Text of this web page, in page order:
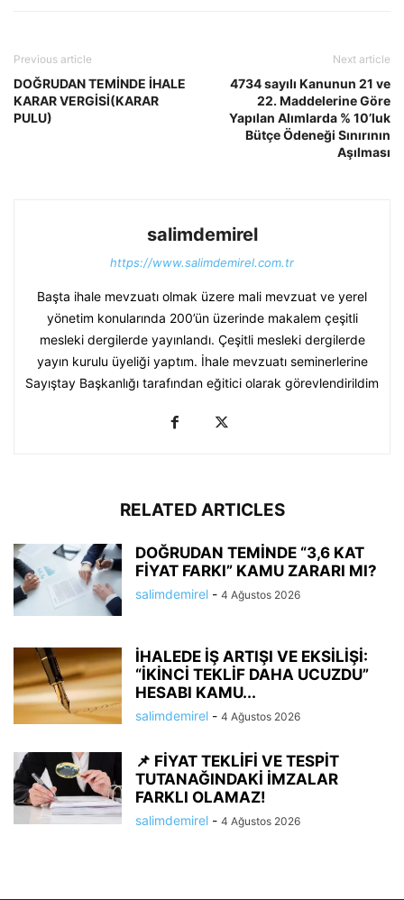
Previous article
DOĞRUDAN TEMİNDE İHALE
KARAR VERGİSİ(KARAR
PULU)
Next article
4734 sayılı Kanunun 21 ve
22. Maddelerine Göre
Yapılan Alımlarda % 10’luk
Bütçe Ödeneği Sınırının
Aşılması
salimdemirel
https://www.salimdemirel.com.tr
Başta ihale mevzuatı olmak üzere mali mevzuat ve yerel
yönetim konularında 200’ün üzerinde makalem çeşitli
mesleki dergilerde yayınlandı. Çeşitli mesleki dergilerde
yayın kurulu üyeliği yaptım. İhale mevzuatı seminerlerine
Sayıştay Başkanlığı tarafından eğitici olarak görevlendirildim
RELATED ARTICLES
DOĞRUDAN TEMİNDE “3,6 KAT
FİYAT FARKI” KAMU ZARARI MI?
salimdemirel - 4 Ağustos 2026
İHALEDE İŞ ARTIŞI VE EKSİLİŞİ:
“İKİNCİ TEKLİF DAHA UCUZDU”
HESABI KAMU...
salimdemirel - 4 Ağustos 2026
📌 FİYAT TEKLİFİ VE TESPİT
TUTANAĞINDAKİ İMZALAR
FARKLI OLAMAZ!
salimdemirel - 4 Ağustos 2026